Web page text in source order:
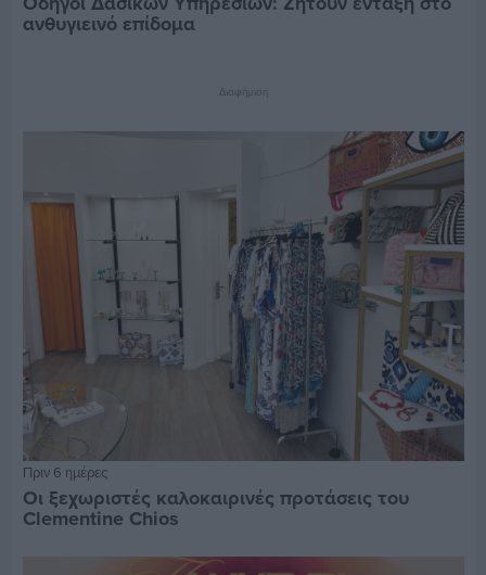
ανθυγιεινό επίδομα
Διαφήμιση
Πριν 6 ημέρες
Οι ξεχωριστές καλοκαιρινές προτάσεις του
Clementine Chios